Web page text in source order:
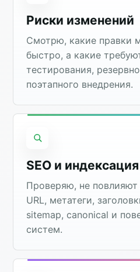
Риски изменений
Смотрю, какие правки
быстро, а какие
тестирования,
поэтапного внедрения.
SEO и индексация
Проверяю, не повлияют
URL, метатеги,
sitemap, canonical и
систем.